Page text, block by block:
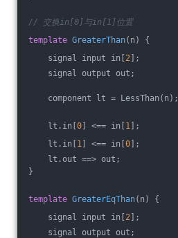
// 交换in[0]与in[1]位置
template GreaterThan(n)
{
signal input in[ 2 ];
signal output out;
component lt = LessThan(n);
lt.in[ 0 ] <== in[ 1 ];
lt.in[ 1 ] <== in[ 0 ];
lt.out ==> out;
}
template GreaterEqThan(n)
{
signal input in[ 2 ];
signal output out;